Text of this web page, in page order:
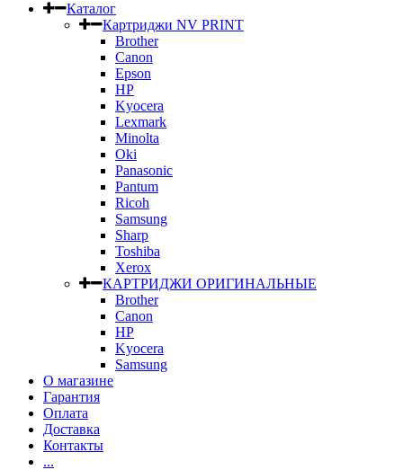
Каталог
Картриджи NV PRINT
Brother
Canon
Epson
HP
Kyocera
Lexmark
Minolta
Oki
Panasonic
Pantum
Ricoh
Samsung
Sharp
Toshiba
Xerox
КАРТРИДЖИ ОРИГИНАЛЬНЫЕ
Brother
Canon
HP
Kyocera
Samsung
О магазине
Гарантия
Оплата
Доставка
Контакты
...